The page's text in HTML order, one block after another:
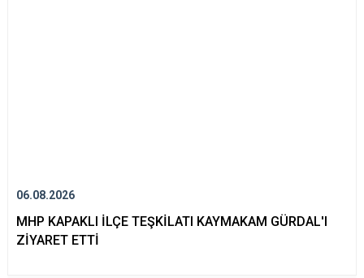
06.08.2026
MHP KAPAKLI İLÇE TEŞKİLATI KAYMAKAM GÜRDAL'I
ZİYARET ETTİ